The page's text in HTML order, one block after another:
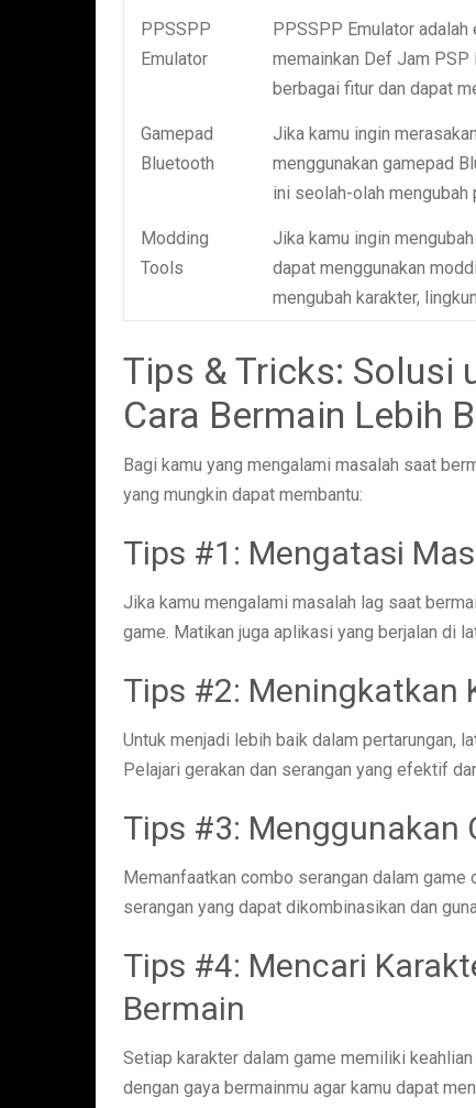
PPSSPP
Emulator
PPSSPP Emulator
memainkan Def Jam PSP
berbagai fitur dan dapat
Gamepad
Bluetooth
Jika kamu ingin
menggunakan gamepad
ini seolah-olah
Modding
Tools
Jika kamu ingin
dapat menggunakan
mengubah karakter,
Tips & Tricks: Solusi
Cara Bermain Lebih
Bagi kamu yang mengalami masalah saat
yang mungkin dapat membantu:
Tips #1: Mengatasi
Jika kamu mengalami masalah lag saat
game. Matikan juga aplikasi yang berjalan di
Tips #2: Meningkatkan
Untuk menjadi lebih baik dalam pertarungan,
Pelajari gerakan dan serangan yang efektif
Tips #3: Menggunakan
Memanfaatkan combo serangan dalam
serangan yang dapat dikombinasikan dan
Tips #4: Mencari
Bermain
Setiap karakter dalam game memiliki
dengan gaya bermainmu agar kamu dapat